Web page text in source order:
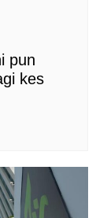
pun
kes